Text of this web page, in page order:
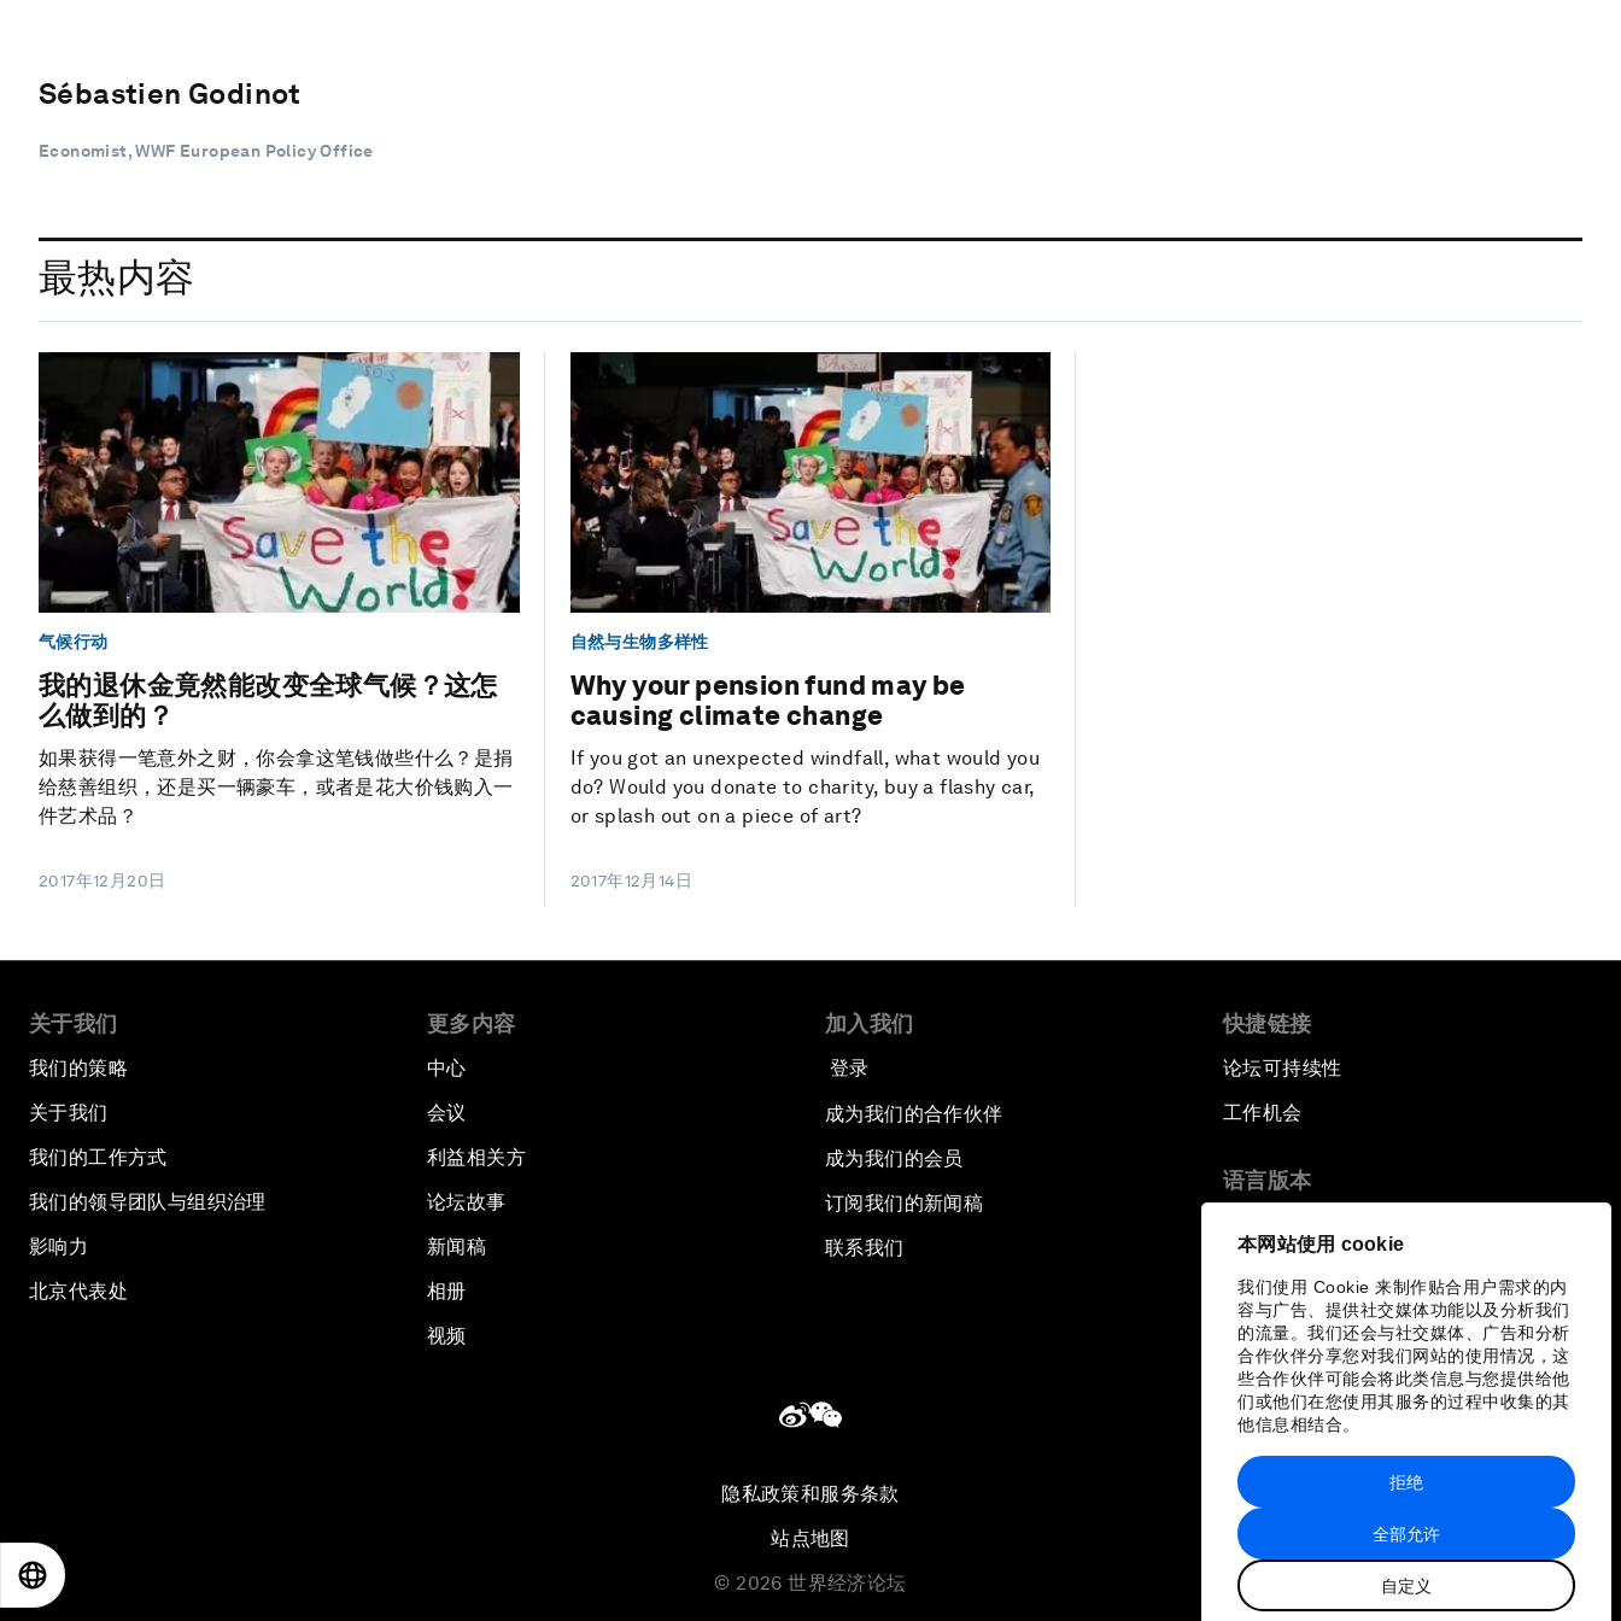
本网站使用 cookie
我们使用 Cookie 来制作贴合用户需求的内
容与广告、提供社交媒体功能以及分析我们
的流量。我们还会与社交媒体、广告和分析
合作伙伴分享您对我们网站的使用情况，这
些合作伙伴可能会将此类信息与您提供给他
们或他们在您使用其服务的过程中收集的其
他信息相结合。
全部允许
自定义
拒绝
Sébastien Godinot
Economist, WWF European Policy Office
最热内容
气候行动
我的退休金竟然能改变全球气候？这怎
么做到的？
如果获得一笔意外之财，你会拿这笔钱做些什么？是捐
给慈善组织，还是买一辆豪车，或者是花大价钱购入一
件艺术品？
2017年12月20日
自然与生物多样性
Why your pension fund may be
causing climate change
If you got an unexpected windfall, what would you
do? Would you donate to charity, buy a flashy car,
or splash out on a piece of art?
2017年12月14日
关于我们
我们的策略
关于我们
我们的工作方式
我们的领导团队与组织治理
影响力
北京代表处
更多内容
中心
会议
利益相关方
论坛故事
新闻稿
相册
视频
加入我们
登录
成为我们的合作伙伴
成为我们的会员
订阅我们的新闻稿
联系我们
快捷链接
论坛可持续性
工作机会
语言版本
隐私政策和服务条款
站点地图
© 2026 世界经济论坛